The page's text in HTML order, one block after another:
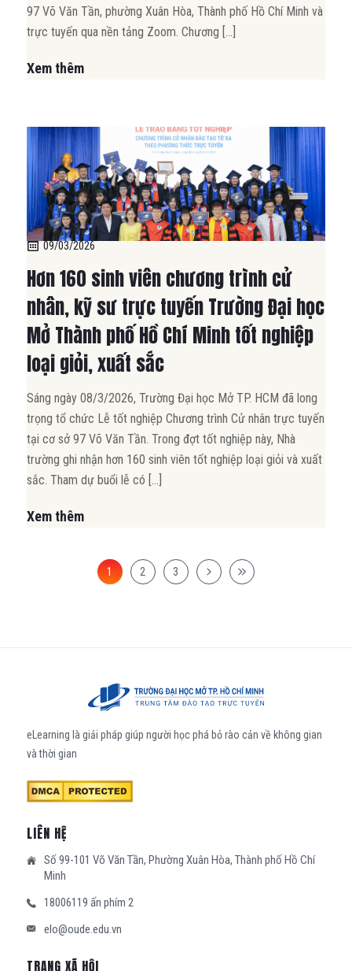
97 Võ Văn Tần, phường Xuân Hòa, Thành phố Hồ Chí Minh và
trực tuyến qua nền tảng Zoom. Chương […]
Xem thêm
09/03/2026
Hơn 160 sinh viên chương trình cử
nhân, kỹ sư trực tuyến Trường Đại học
Mở Thành phố Hồ Chí Minh tốt nghiệp
loại giỏi, xuất sắc
Sáng ngày 08/3/2026, Trường Đại học Mở TP. HCM đã long
trọng tổ chức Lễ tốt nghiệp Chương trình Cử nhân trực tuyến
tại cơ sở 97 Võ Văn Tần. Trong đợt tốt nghiệp này, Nhà
trường ghi nhận hơn 160 sinh viên tốt nghiệp loại giỏi và xuất
sắc. Tham dự buổi lễ có […]
Xem thêm
1 2 3
eLearning là giải pháp giúp người học phá bỏ rào cản về không gian
và thời gian
LIÊN HỆ
Số 99-101 Võ Văn Tần, Phường Xuân Hòa, Thành phố Hồ Chí
Minh
18006119 ấn phím 2
elo@oude.edu.vn
TRANG XÃ HỘI